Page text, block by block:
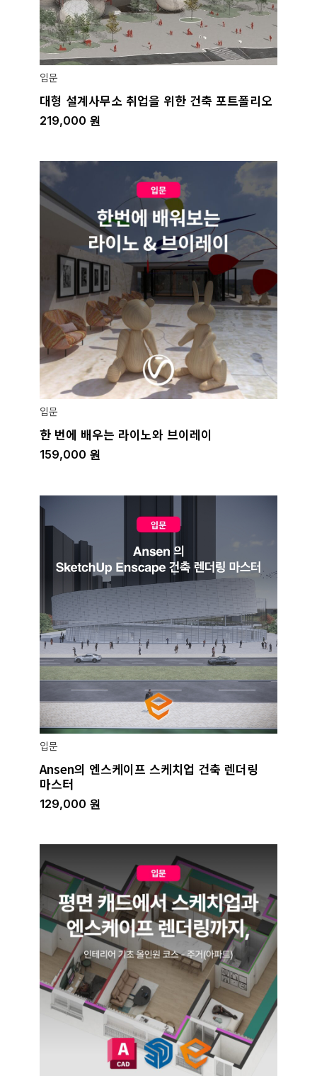
입문
대형 설계사무소 취업을 위한 건축 포트폴리오
219,000 원
입문
한 번에 배우는 라이노와 브이레이
159,000 원
입문
Ansen의 엔스케이프 스케치업 건축 렌더링
마스터
129,000 원